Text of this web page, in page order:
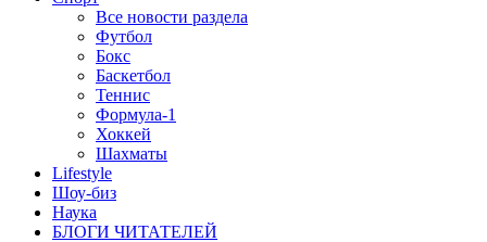
Все новости раздела
Футбол
Бокс
Баскетбол
Теннис
Формула-1
Хоккей
Шахматы
Lifestyle
Шоу-биз
Наука
БЛОГИ ЧИТАТЕЛЕЙ